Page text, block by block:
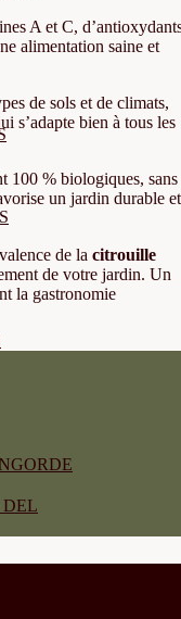
DEL
A et C,
alimentation saine et
de sols et de climats,
s’adapte bien à tous les
100 % biologiques, sans
un jardin durable et
de la citrouille
de votre jardin. Un
la gastronomie